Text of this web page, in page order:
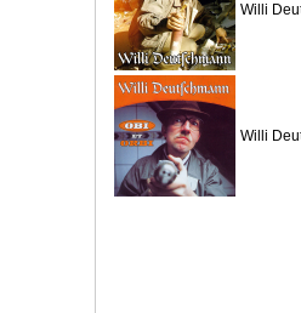
Willi
Willi